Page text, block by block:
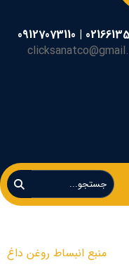
02166135765 |
منبع انبساط روغن داغ